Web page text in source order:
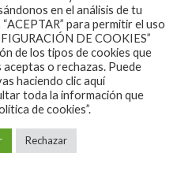
en Escridiscos y online
en-madrid/
en el análisis de tu
para permitir el uso
DE COOKIES”
de los tipos de cookies que
o rechazas. Puede
haciendo clic aquí
toda la información que
de cookies”.
Rechazar